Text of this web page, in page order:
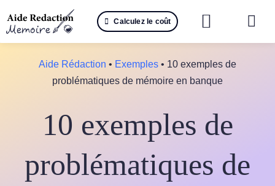
au
contenu
Calculez le coût
Aide Rédaction • Exemples • 10 exemples de
problématiques de mémoire en banque
10 exemples de
problématiques de